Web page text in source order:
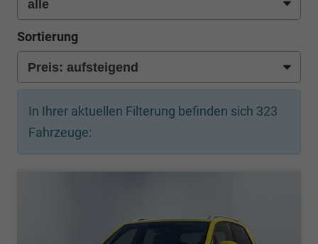
Sortierung
In Ihrer aktuellen Filterung befinden sich 323
Fahrzeuge: